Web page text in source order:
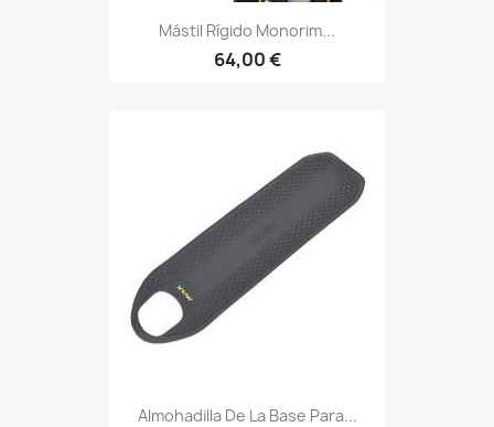
Mástil Rígido Monorim...
64,00 €
Almohadilla De La Base Para...